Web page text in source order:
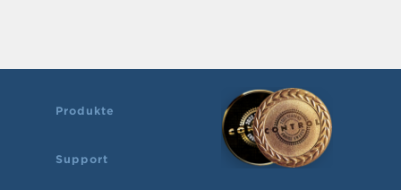
Produkte
Support